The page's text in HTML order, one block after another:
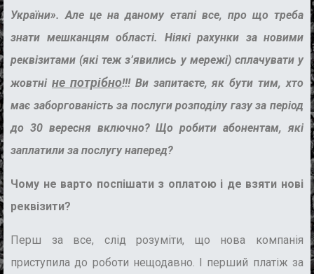
України». Але це на даному етапі все, про що треба
знати мешканцям області. Ніякі рахунки за новими
реквізитами (які теж з’явились у мережі) сплачувати у
жовтні не потрібно!!! Ви запитаєте, як бути тим, хто
має заборгованість за послуги розподілу газу за період
до 30 вересня включно? Що робити абонентам, які
заплатили за послугу наперед?
Чому не варто поспішати з оплатою і де взяти нові
реквізити?
Перш за все, слід розуміти, що нова компанія
приступила до роботи нещодавно. І перший платіж за